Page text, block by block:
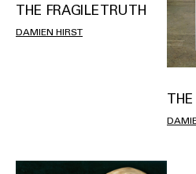
THE FRAGILE TRUTH
DAMIEN HIRST
THE